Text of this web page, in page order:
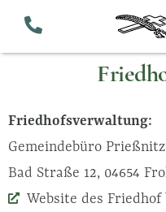
Inhalt
Friedhofsverwaltung:
Gemeindebüro Prießnitz
Bad Straße 12, 04654
Website des Friedhof